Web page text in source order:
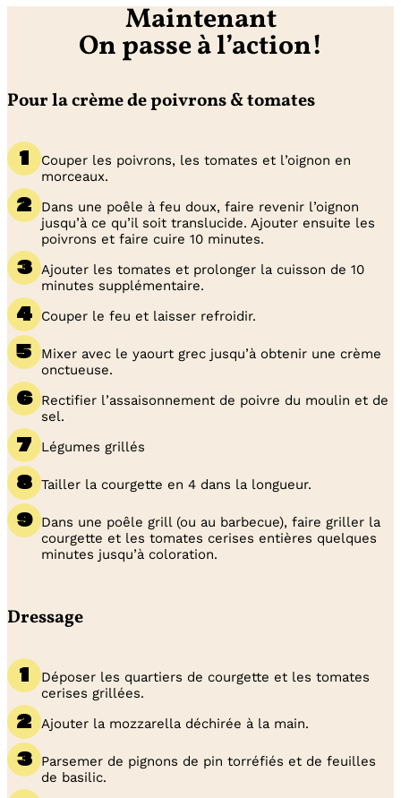
Maintenant
On passe à l’action!
Pour la crème de poivrons & tomates
Couper les poivrons, les tomates et l’oignon en
morceaux.
Dans une poêle à feu doux, faire revenir l’oignon
jusqu’à ce qu’il soit translucide. Ajouter ensuite les
poivrons et faire cuire 10 minutes.
Ajouter les tomates et prolonger la cuisson de 10
minutes supplémentaire.
Couper le feu et laisser refroidir.
Mixer avec le yaourt grec jusqu’à obtenir une crème
onctueuse.
Rectifier l’assaisonnement de poivre du moulin et de
sel.
Légumes grillés
Tailler la courgette en 4 dans la longueur.
Dans une poêle grill (ou au barbecue), faire griller la
courgette et les tomates cerises entières quelques
minutes jusqu’à coloration.
Dressage
Déposer les quartiers de courgette et les tomates
cerises grillées.
Ajouter la mozzarella déchirée à la main.
Parsemer de pignons de pin torréfiés et de feuilles
de basilic.